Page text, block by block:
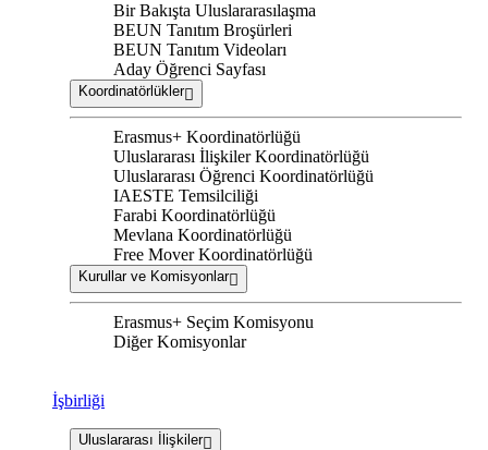
Bir Bakışta Uluslararasılaşma
BEUN Tanıtım Broşürleri
BEUN Tanıtım Videoları
Aday Öğrenci Sayfası
Koordinatörlükler
Erasmus+ Koordinatörlüğü
Uluslararası İlişkiler Koordinatörlüğü
Uluslararası Öğrenci Koordinatörlüğü
IAESTE Temsilciliği
Farabi Koordinatörlüğü
Mevlana Koordinatörlüğü
Free Mover Koordinatörlüğü
Kurullar ve Komisyonlar
Erasmus+ Seçim Komisyonu
Diğer Komisyonlar
İşbirliği
Uluslararası İlişkiler